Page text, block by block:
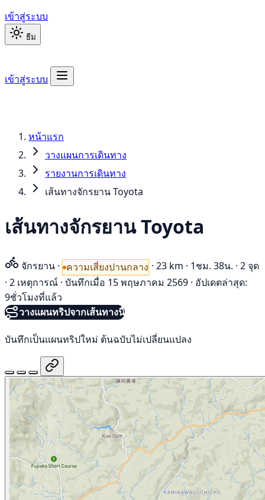
เข้าสู่ระบบ
ธีม
เข้าสู่ระบบ
หน้าแรก
วางแผนการเดินทาง
รายงานการเดินทาง
เส้นทางจักรยาน Toyota
เส้นทางจักรยาน Toyota
จักรยาน · ความเสี่ยงปานกลาง · 23 km · 1ชม. 38น. · 2 จุด
· 2 เหตุการณ์ · บันทึกเมื่อ 15 พฤษภาคม 2569 · อัปเดตล่าสุด:
9ชั่วโมงที่แล้ว
วางแผนทริปจากเส้นทางนี้
บันทึกเป็นแผนทริปใหม่ ต้นฉบับไม่เปลี่ยนแปลง